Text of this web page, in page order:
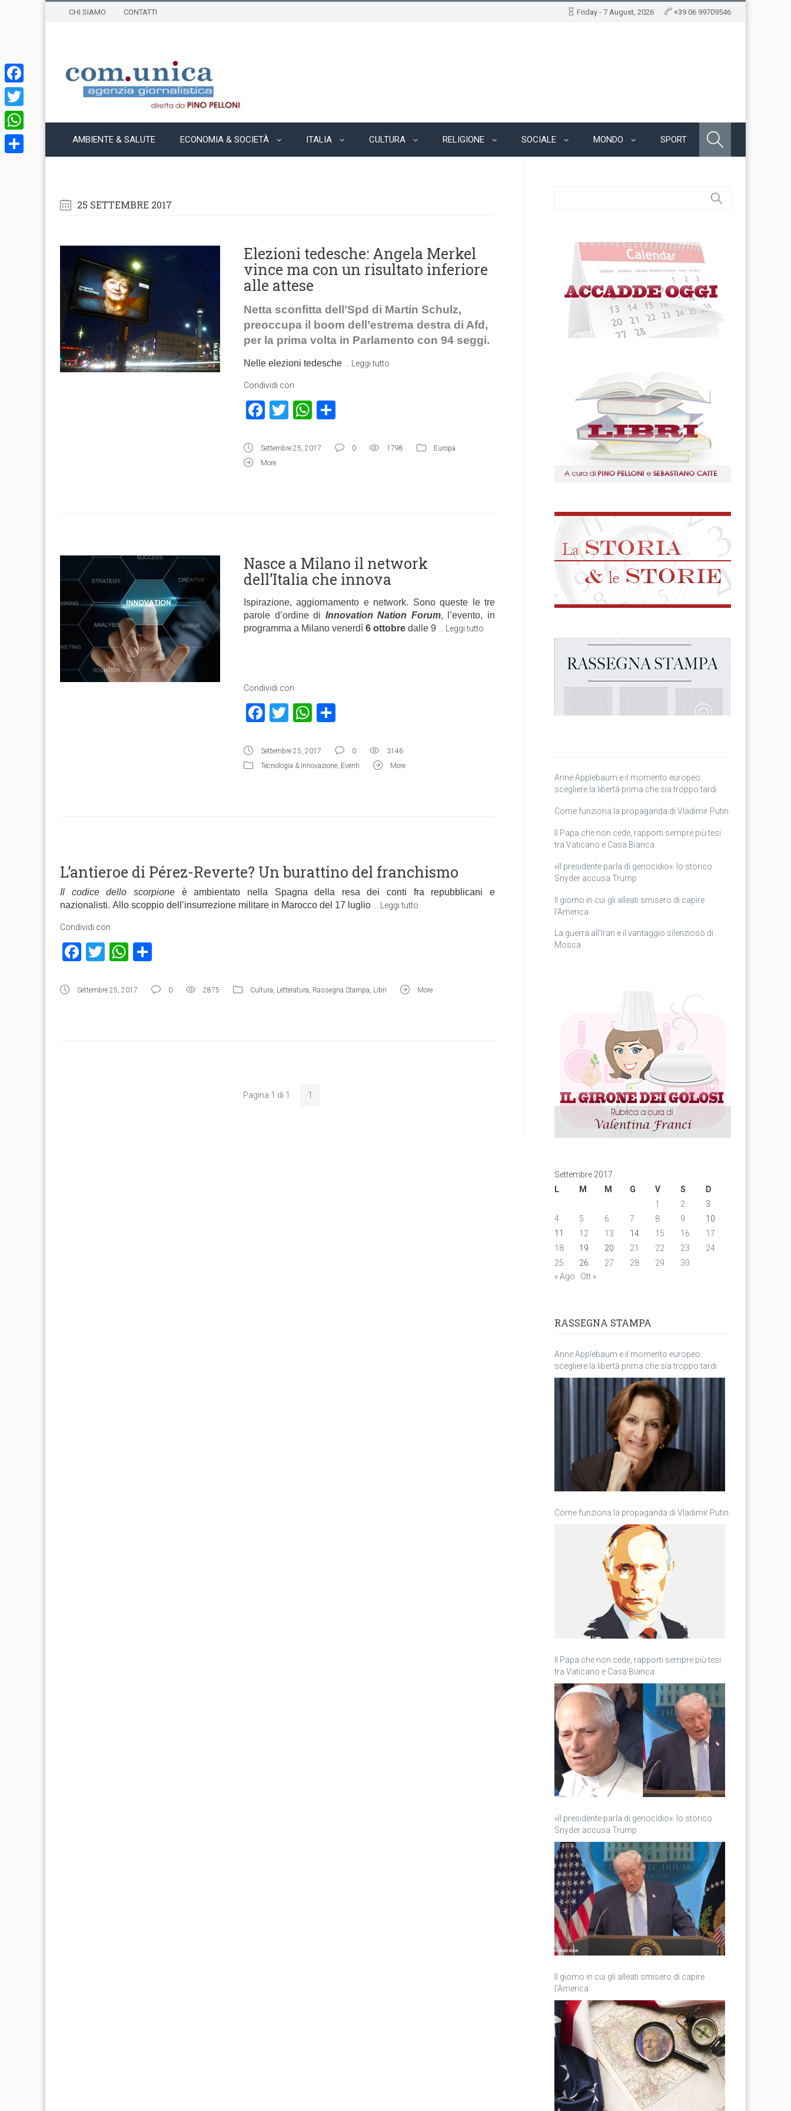
CHI SIAMO CONTATTI Friday - 7 August, 2026 +39 06 99709546
AMBIENTE & SALUTE ECONOMIA & SOCIETÀ ITALIA CULTURA RELIGIONE SOCIALE MONDO SPORT
25 SETTEMBRE 2017
Elezioni tedesche: Angela Merkel
vince ma con un risultato inferiore
alle attese
Netta sconfitta dell’Spd di Martin Schulz,
preoccupa il boom dell’estrema destra di Afd,
per la prima volta in Parlamento con 94 seggi.
Nelle elezioni tedesche Leggi tutto
Condividi con
Facebook
TwitterWhatsApp
Settembre 25, 2017 0 1798
Europa
More
Nasce a Milano il network
dell’Italia che innova
Ispirazione, aggiornamento e network. Sono queste le tre
parole d’ordine di Innovation Nation Forum, l’evento, in
programma a Milano venerdì 6 ottobre dalle 9 Leggi tutto
Condividi con
Facebook
TwitterWhatsApp
Settembre 25, 2017 0
3146
Tecnologia & Innovazione, Eventi More
L’antieroe di Pérez-Reverte? Un burattino del franchismo
Il codice dello scorpioneè ambientato nella Spagna della resa dei conti fra repubblicani e
nazionalisti. Allo scoppio dell’insurrezione militare in Marocco del 17 luglio
Leggi tutto
Condividi con
Facebook
TwitterWhatsApp
Settembre 25, 2017 0 2875 Cultura, Letteratura, Rassegna Stampa, Libri More
Pagina 1 di 1 1
Anne Applebaum e il momento europeo:
scegliere la libertà prima che sia troppo tardi
Come funziona la propaganda di Vladimir Putin
Il Papa che non cede, rapporti sempre più tesi
tra Vaticano e Casa Bianca
«Il presidente parla di genocidio»: lo storico
Snyder accusa Trump
Il giorno in cui gli alleati smisero di capire
l’America
La guerra all’Iran e il vantaggio silenzioso di
Mosca
Settembre 2017
L
M M G V S
D
1
2
3
4
5 6 7 8 9
10
11
12 13 14 15 16
17
18
19 20 21 22 23
24
25
26 27 28 29
30
« Ago
Ott »
RASSEGNA STAMPA
Anne Applebaum e il momento europeo:
scegliere la libertà prima che sia troppo tardi
Come funziona la propaganda di Vladimir Putin
Il Papa che non cede, rapporti sempre più tesi
tra Vaticano e Casa Bianca
«Il presidente parla di genocidio»: lo storico
Snyder accusa Trump
Il giorno in cui gli alleati smisero di capire
l’America
Facebook
Twitter
WhatsApp